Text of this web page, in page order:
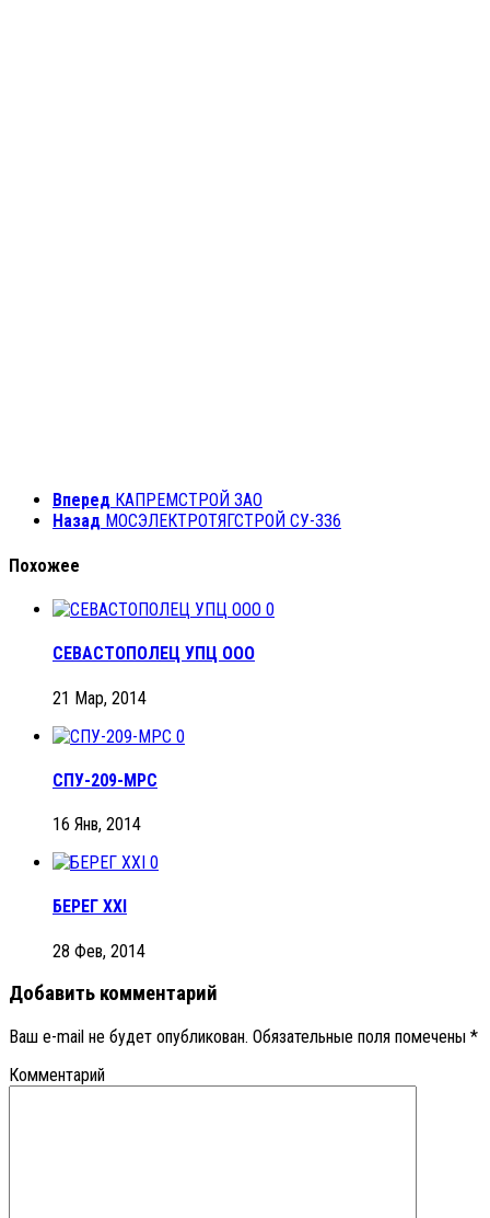
Вперед КАПРЕМСТРОЙ ЗАО
Назад МОСЭЛЕКТРОТЯГСТРОЙ СУ-336
Похожее
0
СЕВАСТОПОЛЕЦ УПЦ ООО
21 Мар, 2014
0
СПУ-209-МРС
16 Янв, 2014
0
БЕРЕГ XXI
28 Фев, 2014
Добавить комментарий
Ваш e-mail не будет опубликован. Обязательные поля помечены *
Комментарий